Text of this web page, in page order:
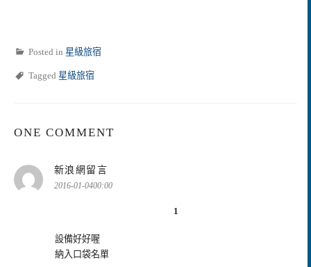
Posted in 星級旅宿
Tagged 星級旅宿
ONE COMMENT
新浪網留言
示:
2016-01-0400:00
1
設備好好喔
納入口袋名單